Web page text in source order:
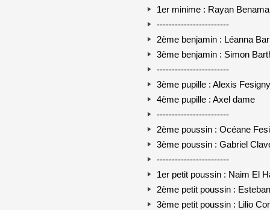
1er minime : Rayan
------------------------
2ème benjamin : Léanna
3ème benjamin : Simon
------------------------
3ème pupille : Alexis Fesigny
4ème pupille : Axel dame
------------------------
2ème poussin : Océane
3ème poussin : Gabriel
------------------------
1er petit poussin : Naim El
2ème petit poussin :
3ème petit poussin : Lilio